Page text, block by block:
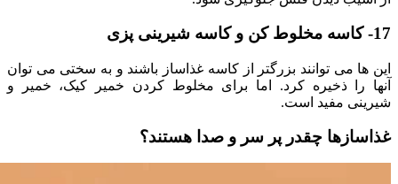
17- کاسه مخلوط کن و کاسه شیرینی پزی
این ها می توانند بزرگتر از کاسه غذاساز باشند و به سختی می توان
آنها را ذخیره کرد. اما برای مخلوط کردن خمیر کیک، خمیر و
شیرینی مفید است.
غذاسازها چقدر پر سر و صدا هستند؟